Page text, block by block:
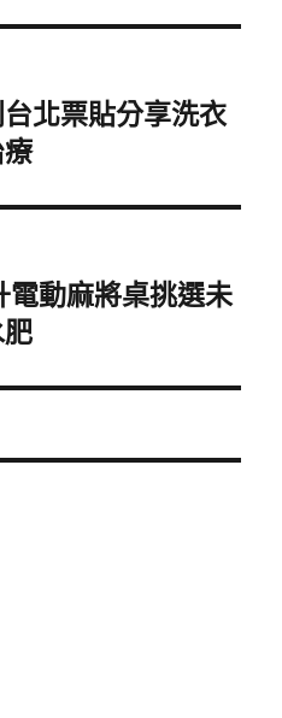
北票貼分享洗衣
動麻將桌挑選未